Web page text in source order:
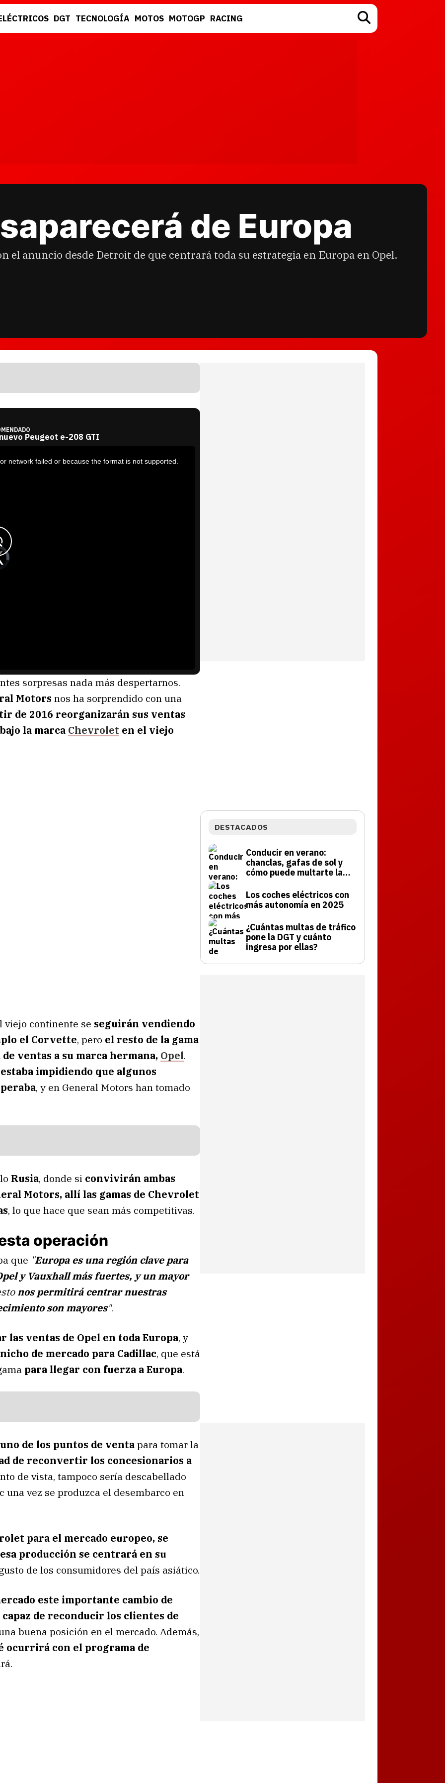
DGT TECNOLOGÍA MOTOS MOTOGP RACING
de Europa
el anuncio desde Detroit de que centrará toda su estrategia en Europa en Opel.
Peugeot e-208 GTI
network failed or because the format is not supported.
sorpresas nada más despertarnos.
Motors nos ha sorprendido con una
de 2016 reorganizarán sus ventas
la marca Chevrolet en el viejo
viejo continente se seguirán vendiendo
el Corvette, pero el resto de la gama
ventas a su marca hermana, Opel.
impidiendo que algunos
, y en General Motors han tomado
Rusia, donde si convivirán ambas
Motors, allí las gamas de Chevrolet
, lo que hace que sean más competitivas.
operación
que "Europa es una región clave para
y Vauxhall más fuertes, y un mayor
nos permitirá centrar nuestras
son mayores".
las ventas de Opel en toda Europa, y
de mercado para Cadillac, que está
para llegar con fuerza a Europa.
de los puntos de venta para tomar la
de reconvertir los concesionarios a
de vista, tampoco sería descabellado
vez se produzca el desembarco en
para el mercado europeo, se
producción se centrará en su
de los consumidores del país asiático.
este importante cambio de
de reconducir los clientes de
buena posición en el mercado. Además,
ocurrirá con el programa de
DESTACADOS
Conducir en verano:
chanclas, gafas de sol y
cómo puede multarte la
Los coches eléctricos con
más autonomía en 2025
¿Cuántas multas de tráfico
pone la DGT y cuánto
ingresa por ellas?